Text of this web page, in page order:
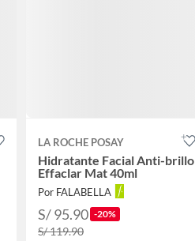
LA ROCHE POSAY
Hidratante Facial Anti-brillo
Effaclar Mat 40ml
Por FALABELLA
S/ 95.90 -20%
S/ 119.90